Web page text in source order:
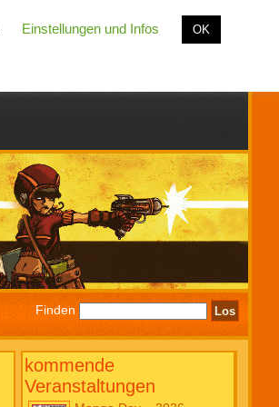
Finden
kommende
Veranstaltungen
Einstellungen und Infos OK